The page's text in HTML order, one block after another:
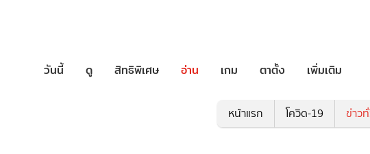
วันนี้ ดู สิทธิพิเศษ อ่าน เกม ตาตั้ง เพิ่มเติม
หน้าแรก โควิด-19 ข่าว